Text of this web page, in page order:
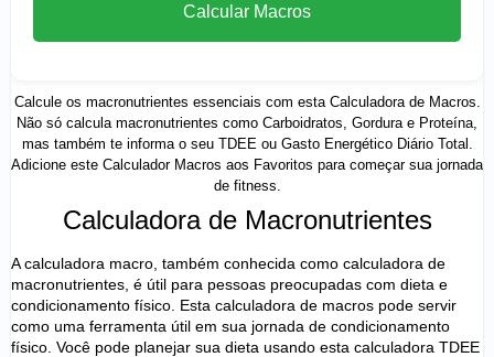
Calcule os macronutrientes essenciais com esta Calculadorade Macros
Não só calcula macronutrientes como Carboidratos, Gordura e Proteína,
mas também te informa o seu TDEE ou Gasto Energético Diário Total.
Adicione este Calculador Macros aos Favoritos para começar sua jornada
de fitness.
Calcular Macros
Calculadora de Macronutrientes
A calculadora macro, também conhecida como calculadora de
macronutrientes , é útil para pessoas preocupadas com dieta e
condicionamento físico. Esta calculadora de macros pode servir
como uma ferramenta útil em sua jornada de condicionamento
físico. Você pode planejar sua dieta usando esta calculadora TDEE